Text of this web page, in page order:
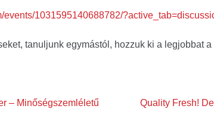
events/1031595140688782/
tanuljunk egymástól, hozzuk ki a legjobbat
– Minőségszemléletű
Quality Fresh!